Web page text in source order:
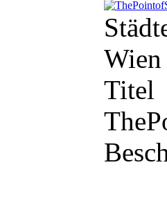
Wien
Titel